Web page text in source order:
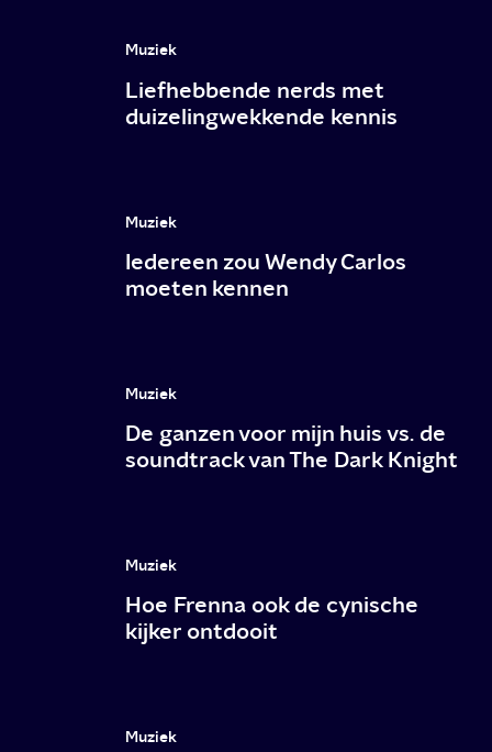
Muziek
Liefhebbende nerds met
duizelingwekkende kennis
Muziek
Iedereen zou Wendy Carlos
moeten kennen
Muziek
De ganzen voor mijn huis vs. de
soundtrack van The Dark Knight
Muziek
Hoe Frenna ook de cynische
kijker ontdooit
Muziek